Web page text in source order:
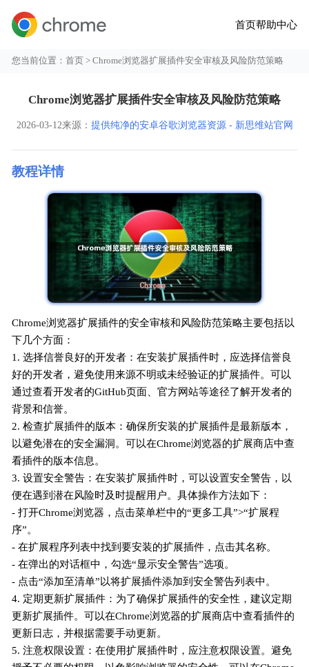
首页帮助中心
您当前位置：首页 > Chrome浏览器扩展插件安全审核及风险防范策略
Chrome浏览器扩展插件安全审核及风险防范策略
2026-03-12来源： 提供纯净的安卓谷歌浏览器资源 - 新思维站官网
教程详情
Chrome浏览器扩展插件的安全审核和风险防范策略主要包括以
下几个方面：
1. 选择信誉良好的开发者：在安装扩展插件时，应选择信誉良
好的开发者，避免使用来源不明或未经验证的扩展插件。可以
通过查看开发者的GitHub页面、官方网站等途径了解开发者的
背景和信誉。
2. 检查扩展插件的版本：确保所安装的扩展插件是最新版本，
以避免潜在的安全漏洞。可以在Chrome浏览器的扩展商店中查
看插件的版本信息。
3. 设置安全警告：在安装扩展插件时，可以设置安全警告，以
便在遇到潜在风险时及时提醒用户。具体操作方法如下：
- 打开Chrome浏览器，点击菜单栏中的“更多工具”>“扩展程
序”。
- 在扩展程序列表中找到要安装的扩展插件，点击其名称。
- 在弹出的对话框中，勾选“显示安全警告”选项。
- 点击“添加至清单”以将扩展插件添加到安全警告列表中。
4. 定期更新扩展插件：为了确保扩展插件的安全性，建议定期
更新扩展插件。可以在Chrome浏览器的扩展商店中查看插件的
更新日志，并根据需要手动更新。
5. 注意权限设置：在使用扩展插件时，应注意权限设置。避免